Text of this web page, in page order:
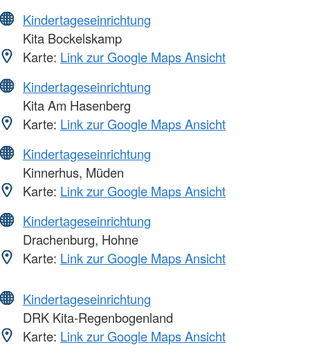
Kindertageseinrichtung
Kita Bockelskamp
Karte: Link zur Google Maps Ansicht
Kindertageseinrichtung
Kita Am Hasenberg
Karte: Link zur Google Maps Ansicht
Kindertageseinrichtung
Kinnerhus, Müden
Karte: Link zur Google Maps Ansicht
Kindertageseinrichtung
Drachenburg, Hohne
Karte: Link zur Google Maps Ansicht
Kindertageseinrichtung
DRK Kita-Regenbogenland
Karte: Link zur Google Maps Ansicht